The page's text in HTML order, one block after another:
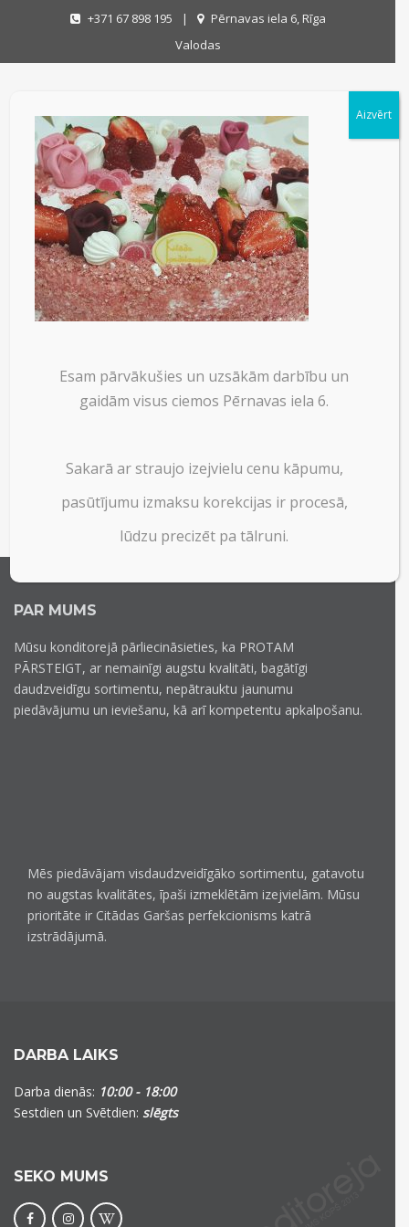
+371 67 898 195 |
Pērnavas iela 6, Rīga
Valodas
PAR MUMS
Mūsu konditorejā pārliecināsieties, ka PROTAM
PĀRSTEIGT, ar nemainīgi augstu kvalitāti, bagātīgi
daudzveidīgu sortimentu, nepātrauktu jaunumu
piedāvājumu un ieviešanu, kā arī kompetentu apkalpošanu.
Mēs piedāvājam visdaudzveidīgāko sortimentu, gatavotu
no augstas kvalitātes, īpaši izmeklētām izejvielām. Mūsu
prioritāte ir Citādas Garšas perfekcionisms katrā
izstrādājumā.
DARBA LAIKS
Darba dienās: 10:00 - 18:00
Sestdien un Svētdien: slēgts
SEKO MUMS
Esam pārvākušies un uzsākām darbību un
gaidām visus ciemos Pērnavas iela 6.
Sakarā ar straujo izejvielu cenu kāpumu,
pasūtījumu izmaksu korekcijas ir procesā,
lūdzu precizēt pa tālruni.
Aizvērt